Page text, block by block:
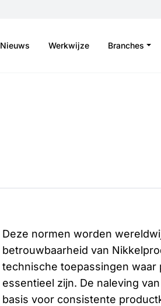
Nieuws Werkwijze Branches
Deze normen worden
betrouwbaarheid van
technische toepassingen
essentieel zijn. De naleving
basis voor consistente